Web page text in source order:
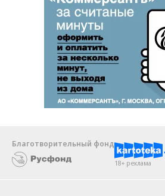
Благотворительный фонд
18+ реклама